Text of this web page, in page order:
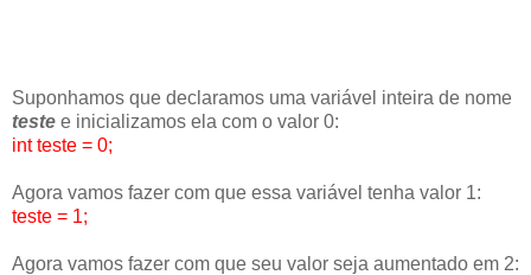
Suponhamos que declaramos uma variável inteira de nome
teste e inicializamos ela com o valor 0:
int teste = 0;
Agora vamos fazer com que essa variável tenha valor 1:
teste = 1;
Agora vamos fazer com que seu valor seja aumentado em 2: